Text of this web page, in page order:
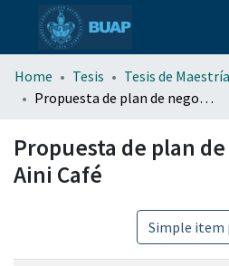
menu.section.about_menu
Home Tesis
Tesis de Maestría
Propuesta de plan de negocios, caso: Aini Café
Propuesta de plan
Aini Café
Simple item